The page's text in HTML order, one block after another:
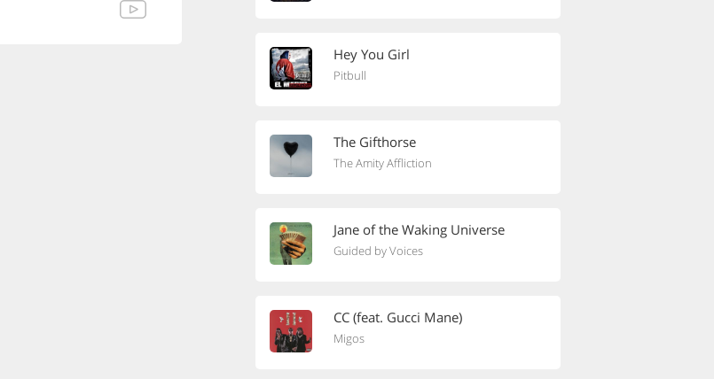
Hey You Girl
Pitbull
The Gifthorse
The Amity Affliction
Jane of the Waking Universe
Guided by Voices
CC (feat. Gucci Mane)
Migos